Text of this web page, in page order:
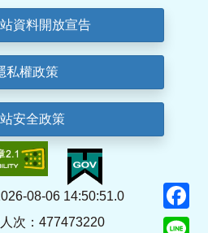
資料開放宣告
私權政策
安全政策
08-06 14:50:51.0
次：477473220